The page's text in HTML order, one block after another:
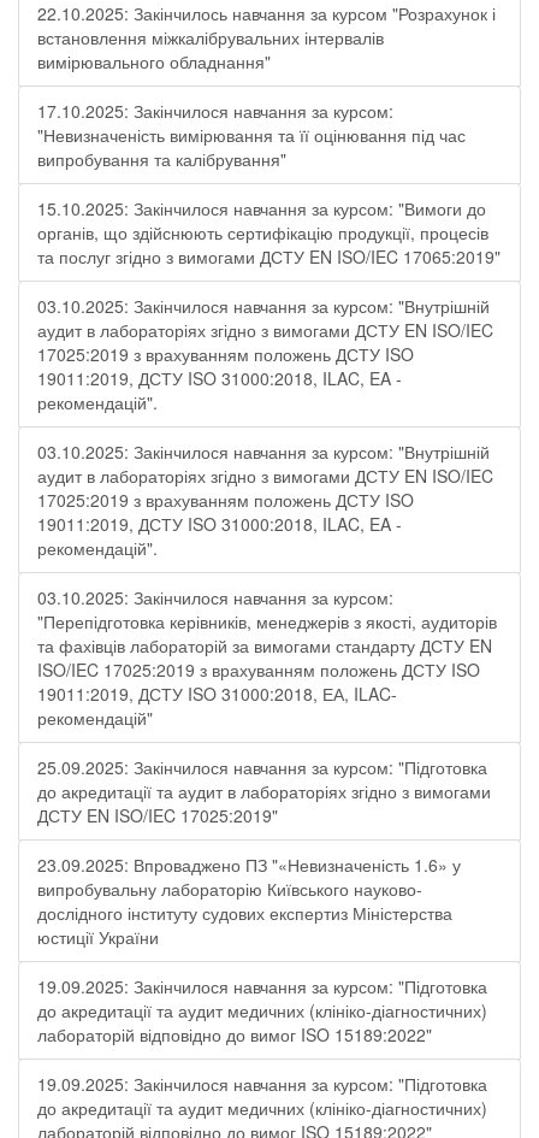
22.10.2025: Закінчилось навчання за курсом "Розрахунок і
встановлення міжкалібрувальних інтервалів
вимірювального обладнання"
17.10.2025: Закінчилося навчання за курсом:
"Невизначеність вимірювання та її оцінювання під час
випробування та калібрування"
15.10.2025: Закінчилося навчання за курсом: "Вимоги до
органів, що здійснюють сертифікацію продукції, процесів
та послуг згідно з вимогами ДСТУ EN ISO/IEC 17065:2019"
03.10.2025: Закінчилося навчання за курсом: "Внутрішній
аудит в лабораторіях згідно з вимогами ДСТУ EN ISO/IEC
17025:2019 з врахуванням положень ДСТУ ISO
19011:2019, ДСТУ ISO 31000:2018, ILAC, EA -
рекомендацій".
03.10.2025: Закінчилося навчання за курсом: "Внутрішній
аудит в лабораторіях згідно з вимогами ДСТУ EN ISO/IEC
17025:2019 з врахуванням положень ДСТУ ISO
19011:2019, ДСТУ ISO 31000:2018, ILAC, EA -
рекомендацій".
03.10.2025: Закінчилося навчання за курсом:
"Перепідготовка керівників, менеджерів з якості, аудиторів
та фахівців лабораторій за вимогами стандарту ДСТУ EN
ISO/IEC 17025:2019 з врахуванням положень ДСТУ ISO
19011:2019, ДСТУ ISO 31000:2018, ЕА, ILAC-
рекомендацій"
25.09.2025: Закінчилося навчання за курсом: "Підготовка
до акредитації та аудит в лабораторіях згідно з вимогами
ДСТУ EN ISO/IEC 17025:2019"
23.09.2025: Впроваджено ПЗ "«Невизначеність 1.6» у
випробувальну лабораторію Київського науково-
дослідного інституту судових експертиз Міністерства
юстиції України
19.09.2025: Закінчилося навчання за курсом: "Підготовка
до акредитації та аудит медичних (клініко-діагностичних)
лабораторій відповідно до вимог ISO 15189:2022"
19.09.2025: Закінчилося навчання за курсом: "Підготовка
до акредитації та аудит медичних (клініко-діагностичних)
лабораторій відповідно до вимог ISO 15189:2022"